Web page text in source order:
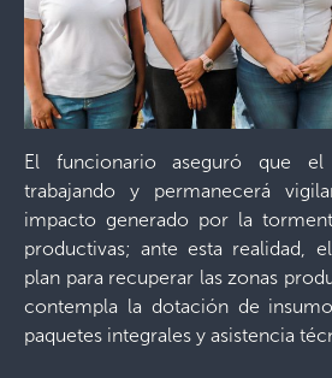
El funcionario aseguró que el
trabajando y permanecerá
impacto generado por la
productivas; ante esta realidad,
plan para recuperar las zonas
contempla la dotación de
paquetes integrales y asistencia